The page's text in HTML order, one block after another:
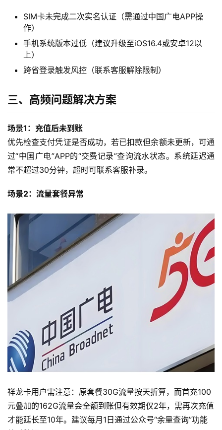
流
量
卡
宽
带
SIM卡未完成二次实名认证（需通过中国广电APP操
作）
手机系统版本过低（建议升级至iOS16.4或安卓12以
上）
跨省登录触发风控（联系客服解除限制）
三、高频问题解决方案
场景1：充值后未到账
优先检查支付凭证是否成功，若已扣款但余额未更新，可通
过“中国广电”APP的“交费记录”查询流水状态。系统延迟通
常不超过30分钟，超时可联系客服补录。
场景2：流量套餐异常
祥龙卡用户需注意：原套餐30G流量按天折算，而首充100
元叠加的162G流量会全额到账但有效期仅2年，需再次充值
才能延长至10年。建议每月1日通过公众号“余量查询”功能